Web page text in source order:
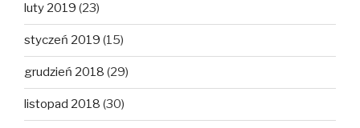
luty 2019 (23)
styczeń 2019 (15)
grudzień 2018 (29)
listopad 2018 (30)